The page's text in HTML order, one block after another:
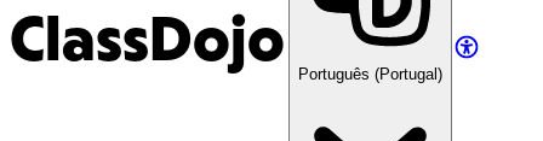
ClassDojo
Português (Portugal)